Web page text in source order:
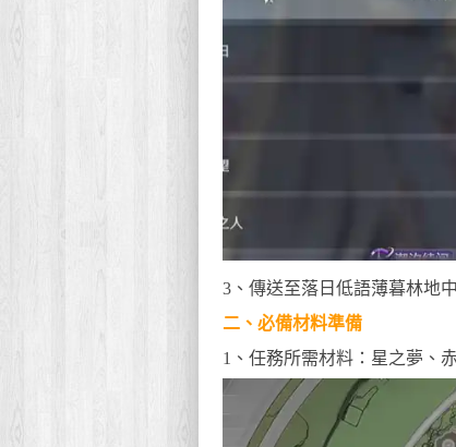
3、傳送至落日低語薄暮林地
二、必備材料準備
1、任務所需材料：星之夢、